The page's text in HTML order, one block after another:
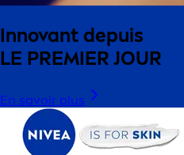
Innovant depuis
LE PREMIER JOUR
En savoir plus